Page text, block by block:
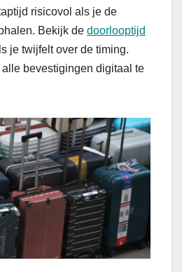
risicovol als je de
Bekijk de doorlooptijd
je twijfelt over de timing.
bevestigingen digitaal te